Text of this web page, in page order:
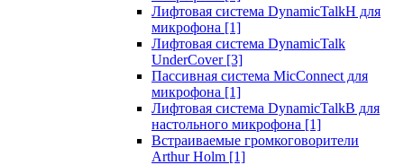
Лифтовая система DynamicTalkH для
микрофона [1]
Лифтовая система DynamicTalk
UnderCover [3]
Пассивная система MicConnect для
микрофона [1]
Лифтовая система DynamicTalkB для
настольного микрофона [1]
Встраиваемые громкоговорители
Arthur Holm [1]